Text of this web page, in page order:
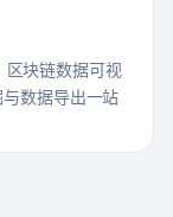
区块链数据可视
数据导出一站